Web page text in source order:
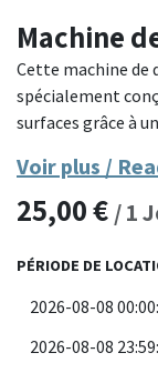
Machine
Cette machine
spécialement
surfaces grâce à
robustes et une
déplacer et à
réservoir de
prolongée sans
espace
garantit une
Voir plus /
25,00€ /1
PÉRIODE DE